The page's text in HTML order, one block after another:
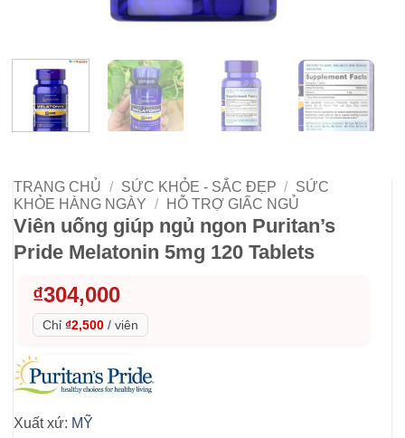
TRANG CHỦ / SỨC KHỎE - SẮC ĐẸP / SỨC
KHỎE HÀNG NGÀY / HỖ TRỢ GIẤC NGỦ
Viên uống giúp ngủ ngon Puritan’s
Pride Melatonin 5mg 120 Tablets
₫304,000
Chỉ ₫2,500 / viên
Xuất xứ: MỸ